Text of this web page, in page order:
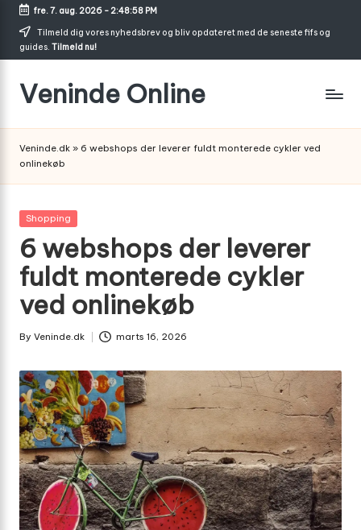
Skip
fre. 7. aug. 2026- 2:48:59 PM
Tilmeld dig vores nyhedsbrev og bliv opdateret med de seneste fifs og
guides. Tilmeld nu!
Veninde Online
Veninde.dk » 6 webshops der leverer fuldt monterede cykler ved
onlinekøb
Posted
Shopping
6 webshops der leverer
fuldt monterede cykler
ved onlinekøb
Posted
By Veninde.dk marts 16, 2026